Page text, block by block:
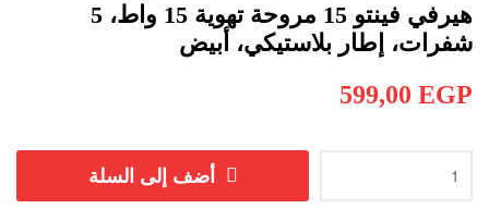
هيرفي فينتو 15 مروحة تهوية 15 واط، 5
شفرات، إطار بلاستيكي، أبيض
599,00 EGP
أضف إلى السلة